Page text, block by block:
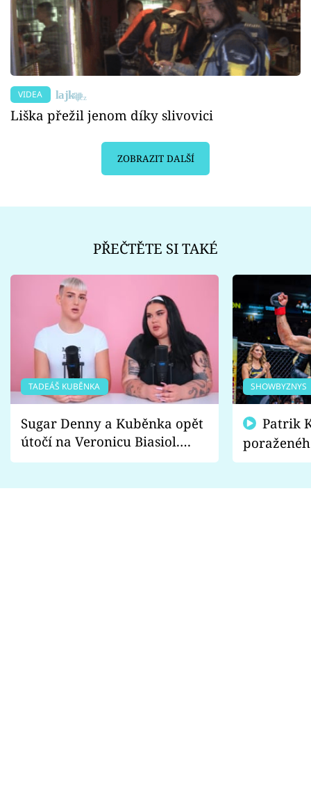
VIDEA
Liška přežil jenom díky slivovici
ZOBRAZIT DALŠÍ
PŘEČTĚTE SI TAKÉ
TADEÁŠ KUBĚNKA
Sugar Denny a Kuběnka opět
útočí na Veronicu Biasiol.
Proč je podle nich falešná a
SHOWBYZNYS
fanoušci